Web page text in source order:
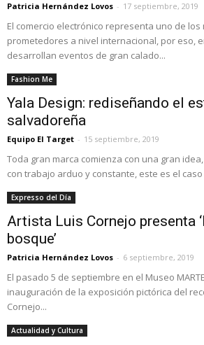
Patricia Hernández Lovos - 17 septiembre, 2019
El comercio electrónico representa uno de los
prometedores a nivel internacional, por eso,
desarrollan eventos de gran calado...
Fashion Me
Yala Design: rediseñando el
salvadoreña
Equipo El Target - 15 septiembre, 2019
Toda gran marca comienza con una gran
con trabajo arduo y constante, este es el caso
Expresso del Día
Artista Luis Cornejo presenta
bosque’
Patricia Hernández Lovos - 6 septiembre, 2019
El pasado 5 de septiembre en el Museo
inauguración de la exposición pictórica del
Cornejo...
Actualidad y Cultura